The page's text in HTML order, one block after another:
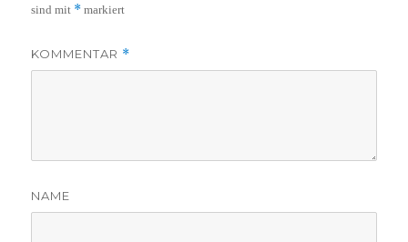
sind mit * markiert
KOMMENTAR *
NAME